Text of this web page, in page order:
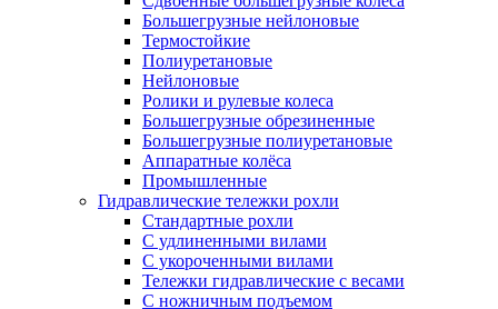
Большегрузные нейлоновые
Термостойкие
Полиуретановые
Нейлоновые
Ролики и рулевые колеса
Большегрузные обрезиненные
Большегрузные полиуретановые
Аппаратные колёса
Промышленные
Гидравлические тележки рохли
Стандартные рохли
С удлиненными вилами
С укороченными вилами
Тележки гидравлические с весами
С ножничным подъемом